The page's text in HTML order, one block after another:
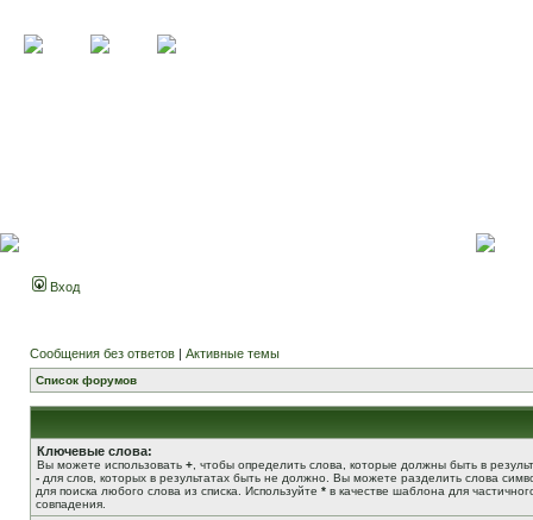
Вход
Сообщения без ответов | Активные темы
Список форумов
Ключевые слова:
Вы можете использовать + , чтобы определить слова, которые должны быть в
- для слов, которых в результатах быть не должно. Вы можете разделить слова
для поиска любого слова из списка. Используйте * в качестве шаблона для
совпадения.